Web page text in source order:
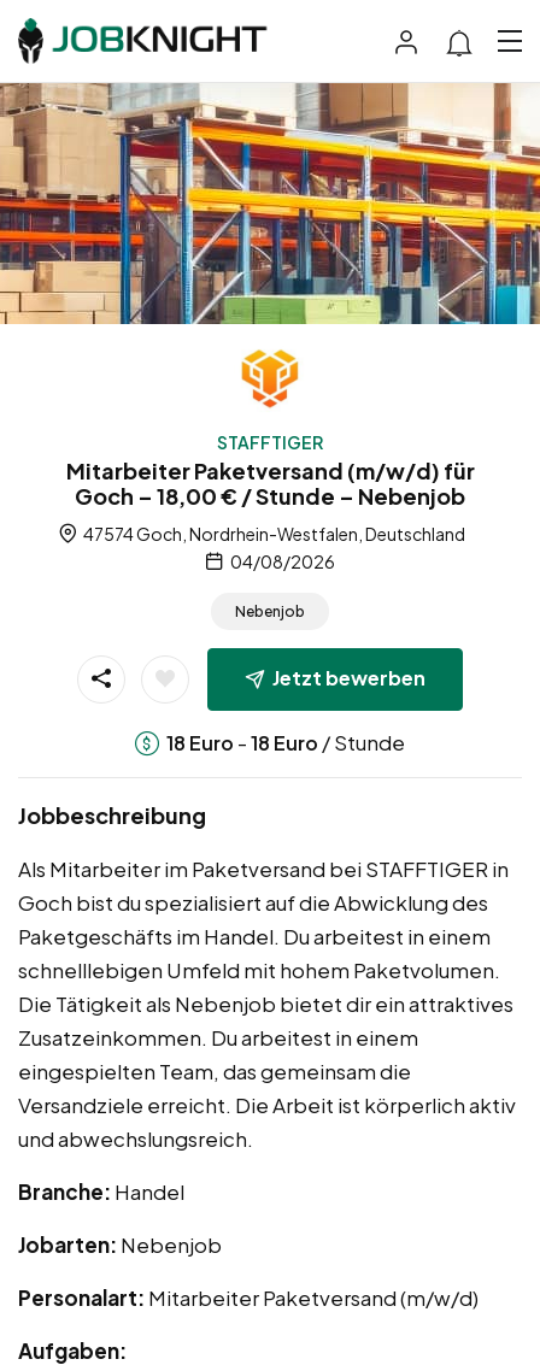
STAFFTIGER
Mitarbeiter Paketversand (m/w/d) für
Goch – 18,00 € / Stunde – Nebenjob
47574 Goch, Nordrhein-Westfalen, Deutschland
04/08/2026
Nebenjob
Jetzt bewerben
18 Euro -18 Euro / Stunde
Jobbeschreibung
Als Mitarbeiter im Paketversand bei STAFFTIGER in
Goch bist du spezialisiert auf die Abwicklung des
Paketgeschäfts im Handel. Du arbeitest in einem
schnelllebigen Umfeld mit hohem Paketvolumen.
Die Tätigkeit als Nebenjob bietet dir ein attraktives
Zusatzeinkommen. Du arbeitest in einem
eingespielten Team, das gemeinsam die
Versandziele erreicht. Die Arbeit ist körperlich aktiv
und abwechslungsreich.
Branche: Handel
Jobarten: Nebenjob
Personalart: Mitarbeiter Paketversand (m/w/d)
Aufgaben: